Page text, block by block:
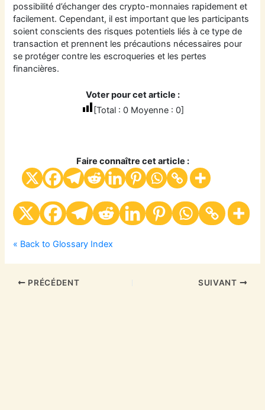
possibilité d’échanger des crypto-monnaies rapidement et
facilement. Cependant, il est important que les participants
soient conscients des risques potentiels liés à ce type de
transaction et prennent les précautions nécessaires pour
se protéger contre les escroqueries et les pertes
financières.
Voter pour cet article :
[Total : 0Moyenne : 0]
Faire connaître cet article :
« Back to Glossary Index
PRÉCÉDENT SUIVANT